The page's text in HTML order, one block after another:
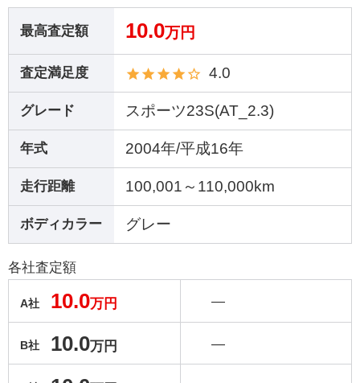
最高査定額 10.0万円
査定満足度 4.0
グレード スポーツ23S(AT_2.3)
年式 2004年/平成16年
走行距離 100,001～110,000km
ボディカラー グレー
各社査定額
A社 10.0万円
B社 10.0万円
―
―